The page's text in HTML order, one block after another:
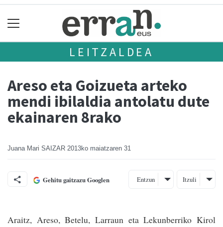
LEITZALDEA
Areso eta Goizueta arteko
mendi ibilaldia antolatu dute
ekainaren 8rako
Juana Mari SAIZAR 2013ko maiatzaren 31
Gehitu gaitzazu Googlen Entzun Itzuli
Araitz, Areso, Betelu, Larraun eta Lekunberriko Kirol